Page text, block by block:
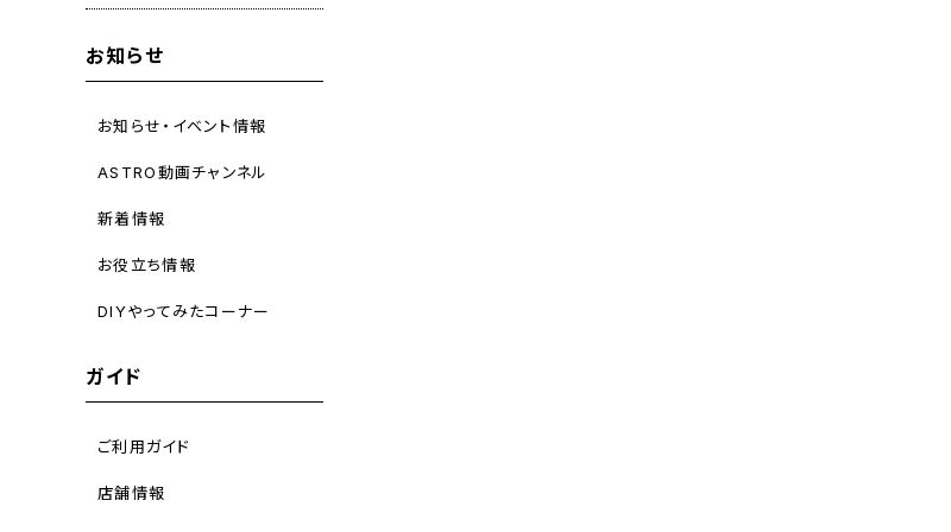
お知らせ
お知らせ・イベント情報
ASTRO動画チャンネル
新着情報
お役立ち情報
DIYやってみたコーナー
ガイド
ご利用ガイド
店舗情報